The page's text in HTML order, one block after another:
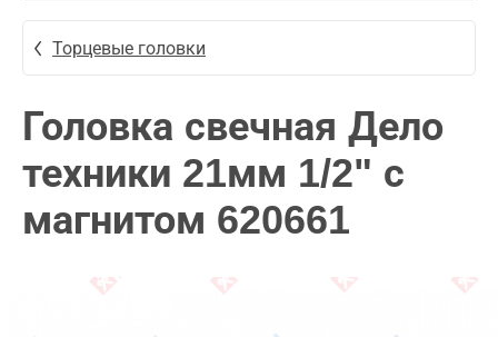
Торцевые головки
Головка свечная Дело
техники 21мм 1/2" с
магнитом 620661